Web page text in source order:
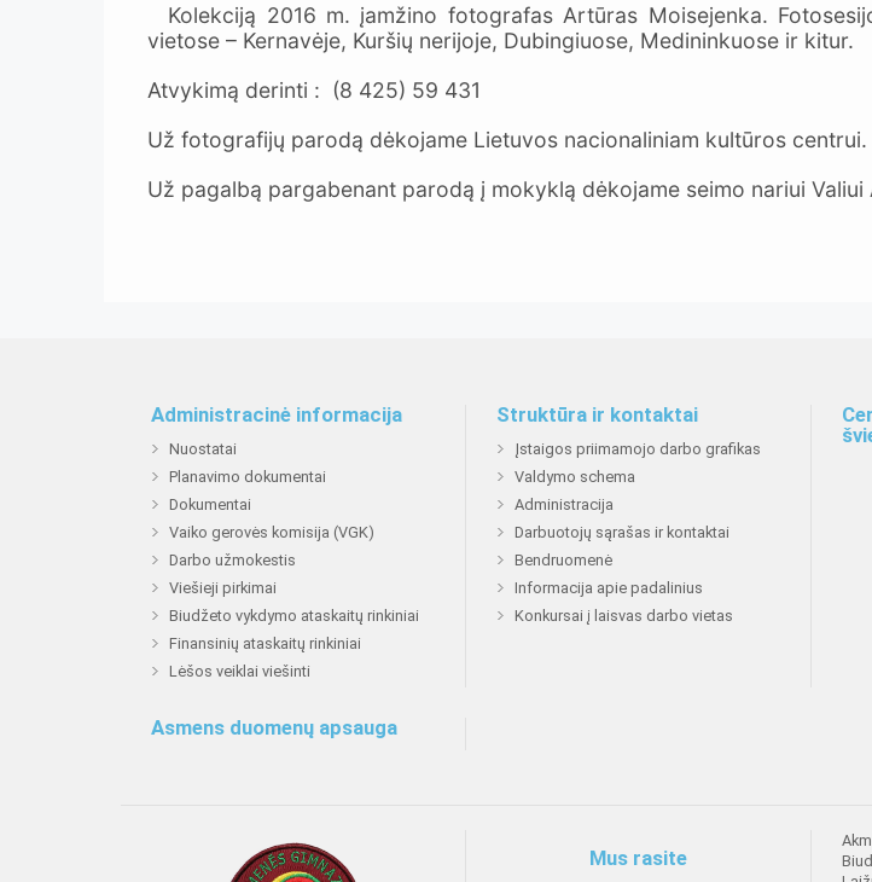
Kolekciją 2016 m. įamžino fotografas Artūras Moisejenka.
vietose – Kernavėje, Kuršių nerijoje, Dubingiuose, Medininkuose ir kitur.
Atvykimą derinti : (8 425) 59 431
Už fotografijų parodą dėkojame Lietuvos nacionaliniam kultūros centrui.
Už pagalbą pargabenant parodą į mokyklą dėkojame seimo nariui
Administracinė informacija
Nuostatai
Planavimo dokumentai
Dokumentai
Vaiko gerovės komisija (VGK)
Darbo užmokestis
Viešieji pirkimai
Biudžeto vykdymo ataskaitų rinkiniai
Finansinių ataskaitų rinkiniai
Lėšos veiklai viešinti
Struktūra ir kontaktai
Įstaigos priimamojo darbo grafikas
Valdymo schema
Administracija
Darbuotojų sąrašas ir kontaktai
Bendruomenė
Informacija apie padalinius
Konkursai į laisvas darbo vietas
Asmens duomenų apsauga
Mus rasite